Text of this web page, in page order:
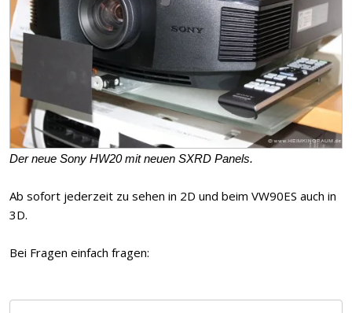
Der neue Sony HW20 mit neuen SXRD Panels.
Ab sofort jederzeit zu sehen in 2D und beim VW90ES auch in
3D.
Bei Fragen einfach fragen: